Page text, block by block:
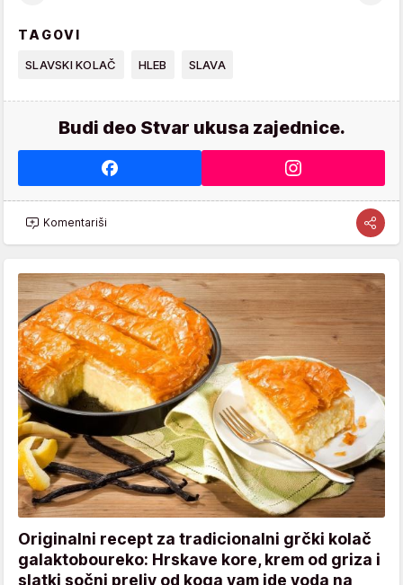
TAGOVI
SLAVSKI KOLAČ HLEB SLAVA
Budi deo Stvar ukusa zajednice.
Komentariši
Originalni recept za tradicionalni grčki kolač
galaktoboureko: Hrskave kore, krem od griza i
slatki sočni preliv od koga vam ide voda na